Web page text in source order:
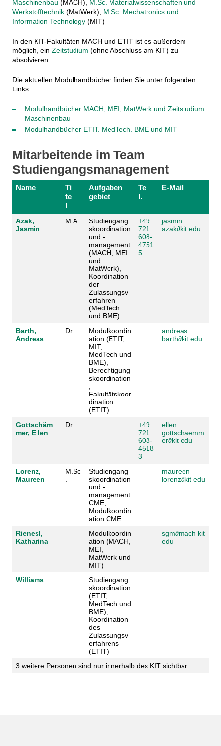
Maschinenbau (MACH), M.Sc. Materialwissenschaften und
Werkstofftechnik(MatWerk), M.Sc. Mechatronics und
Information Technology(MIT)
In den KIT-Fakultäten MACH und ETIT ist es außerdem
möglich, ein Zeitstudium (ohne Abschluss am KIT) zu
absolvieren.
Die aktuellen Modulhandbücher finden Sie unter folgenden
Links:
Modulhandbücher MACH, MEI, MatWerk und Zeitstudium
Maschinenbau
Modulhandbücher ETIT, MedTech, BME und MIT
Mitarbeitende im Team
Studiengangsmanagement
Name
Ti
te
l
Aufgaben
gebiet
Te
l.
E-Mail
Azak,
Jasmin
M.A.
Studiengang
skoordination
und -
management
(MACH, MEI
und
MatWerk),
Koordination
der
Zulassungsv
erfahren
(MedTech
und BME)
+49
721
608-
4751
5
jasmin
azak∂kit edu
Barth,
Andreas
Dr.
Modulkoordin
ation (ETIT,
MIT,
MedTech und
BME),
Berechtigung
skoordination
Fakultätskoor
dination
(ETIT)
andreas
barth∂kit edu
Gottschäm
mer, Ellen
Dr.
+49
721
608-
4518
3
ellen
gottschaemm
er∂kit edu
Lorenz,
Maureen
M.Sc
Studiengang
skoordination
und -
management
CME,
Modulkoordin
ation CME
maureen
lorenz∂kit edu
Rienesl,
Katharina
Modulkoordin
ation (MACH,
MEI,
MatWerk und
MIT)
sgm∂mach kit
edu
Williams
Studiengang
skoordination
(ETIT,
MedTech und
BME),
Koordination
des
Zulassungsv
erfahrens
(ETIT)
3 weitere Personen sind nur innerhalb des KIT sichtbar.